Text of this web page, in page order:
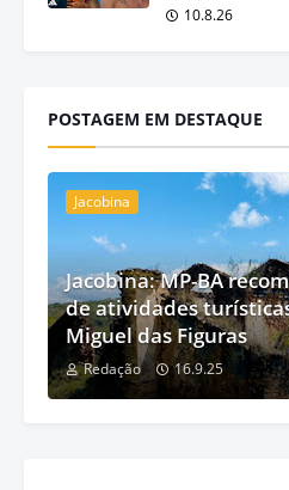
10.8.26
POSTAGEM EM DESTAQUE
Jacobina
Jacobina: MP-BA
de atividades
Miguel das Figuras
Redação 16.9.25